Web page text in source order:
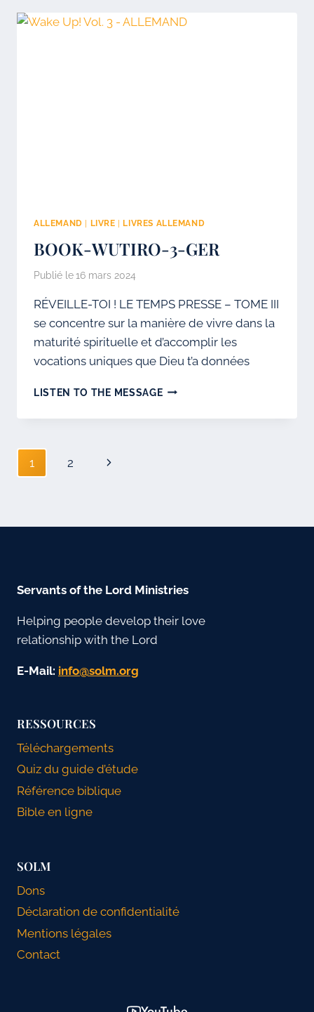
ALLEMAND LIVRE LIVRES ALLEMAND
BOOK-WUTIRO-3-GER
Publié le16 mars 2024
RÉVEILLE-TOI ! LE TEMPS PRESSE – TOME III
se concentre sur la manière de vivre dans la
maturité spirituelle et d’accomplir les
vocations uniques que Dieu t’a données
LISTEN TO THE MESSAGEBOOK-
3-
Navigation
de
1 2
Page
Servants of the Lord Ministries
Helping people develop their love
relationship with the Lord
E-Mail: gro.mlos@ofni
RESSOURCES
Téléchargements
Quiz du guide d’étude
Référence biblique
Bible en ligne
SOLM
Dons
Déclaration de confidentialité
Mentions légales
Contact